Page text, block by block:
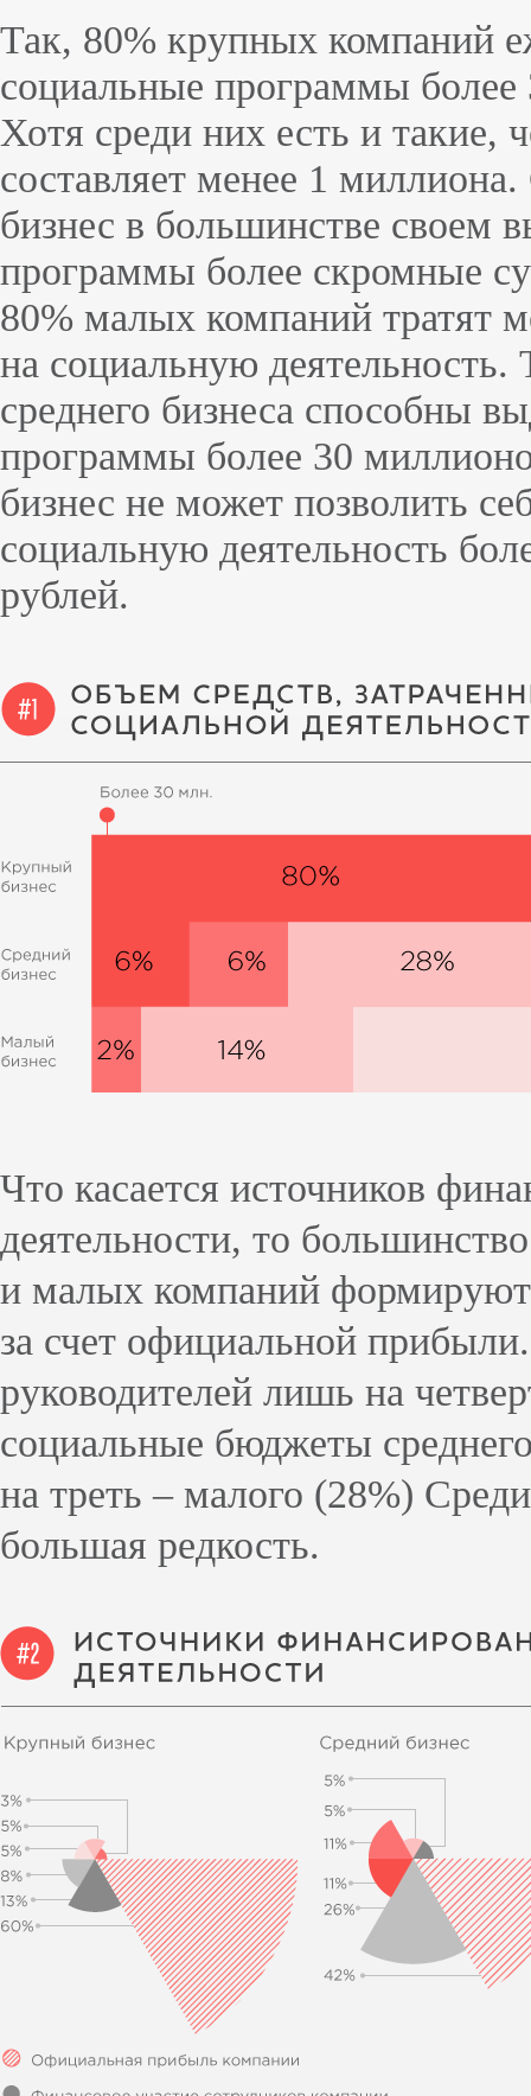
Так, 80% крупных компаний
социальные программы
Хотя среди них есть и такие,
составляет менее 1
бизнес в большинстве своем
программы более скромные
80% малых компаний тратят
на социальную деятельность.
среднего бизнеса способны
программы более 30
бизнес не может позволить
социальную деятельность
рублей.
Что касается источников
деятельности, то
и малых компаний
за счет официальной
руководителей лишь на
социальные бюджеты
на треть – малого (28%)
большая редкость.